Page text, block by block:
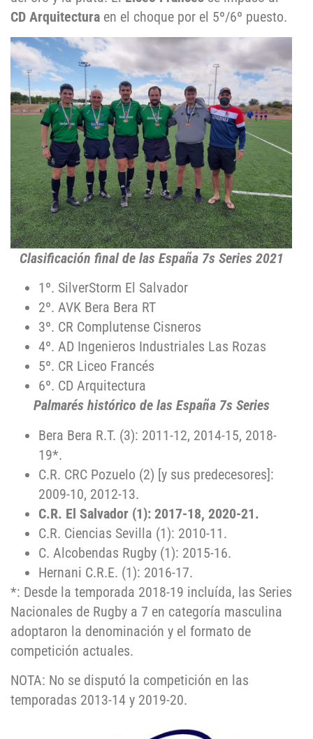
CD Arquitectura en el choque por el 5º/6º puesto.
Clasificación final de las España 7s Series 2021
1º. SilverStorm El Salvador
2º. AVK Bera Bera RT
3º. CR Complutense Cisneros
4º. AD Ingenieros Industriales Las Rozas
5º. CR Liceo Francés
6º. CD Arquitectura
Palmarés histórico de las España 7s Series
Bera Bera R.T. (3): 2011-12, 2014-15, 2018-
19*.
C.R. CRC Pozuelo (2) [y sus predecesores]:
2009-10, 2012-13.
C.R. El Salvador (1): 2017-18, 2020-21.
C.R. Ciencias Sevilla (1): 2010-11.
C. Alcobendas Rugby (1): 2015-16.
Hernani C.R.E. (1): 2016-17.
*: Desde la temporada 2018-19 incluída, las Series
Nacionales de Rugby a 7 en categoría masculina
adoptaron la denominación y el formato de
competición actuales.
NOTA: No se disputó la competición en las
temporadas 2013-14 y 2019-20.